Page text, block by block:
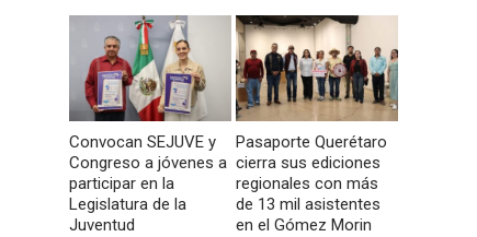
Convocan SEJUVE y
Congreso a jóvenes a
participar en la
Legislatura de la
Juventud
Pasaporte Querétaro
cierra sus ediciones
regionales con más
de 13 mil asistentes
en el Gómez Morin